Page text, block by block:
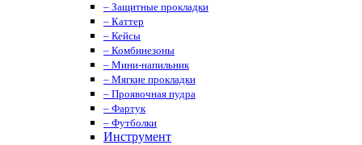
– Защитные прокладки
– Каттер
– Кейсы
– Комбинезоны
– Мини-напильник
– Мягкие прокладки
– Проявочная пудра
– Фартук
– Футболки
Инструмент